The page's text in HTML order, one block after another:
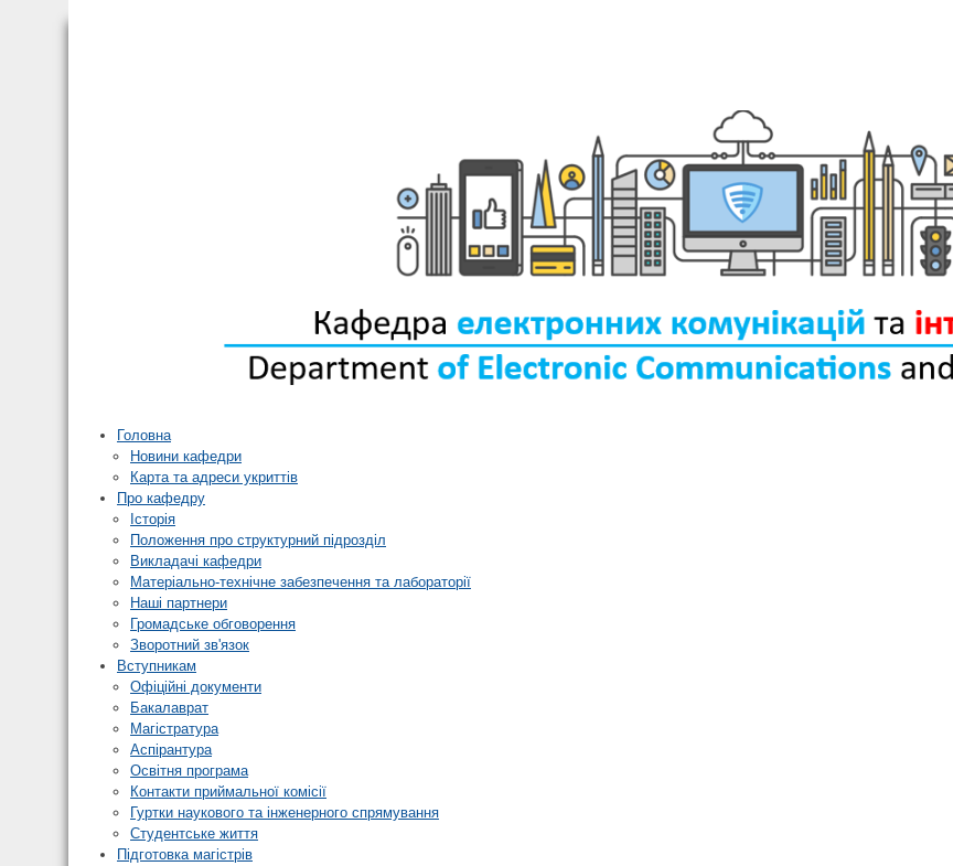
Головна
Новини кафедри
Карта та адреси укриттів
Про кафедру
Історія
Положення про структурний підрозділ
Викладачі кафедри
Матеріально-технічне забезпечення та лабораторії
Наші партнери
Громадське обговорення
Зворотний зв'язок
Вступникам
Офіційні документи
Бакалаврат
Магістратура
Аспірантура
Освітня програма
Контакти приймальної комісії
Гуртки наукового та інженерного спрямування
Студентське життя
Підготовка магістрів